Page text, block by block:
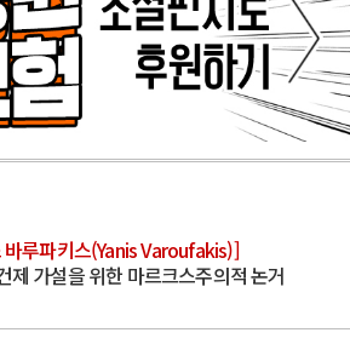
루파키스(Yanis Varoufakis)]
제 가설을 위한 마르크스주의적 논거